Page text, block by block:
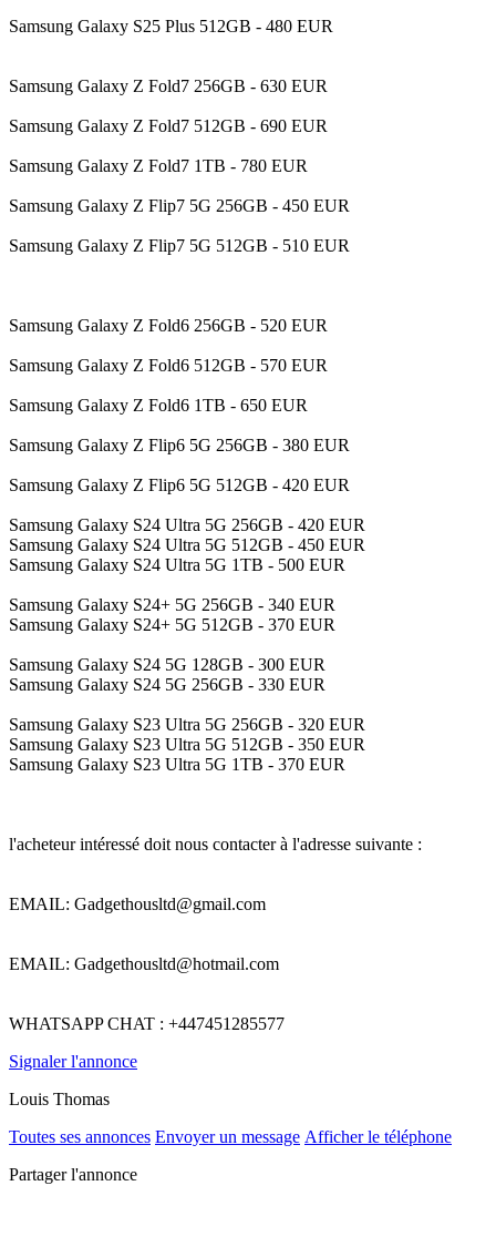
Samsung Galaxy S25 Plus 512GB - 480 EUR
Samsung Galaxy Z Fold7 256GB - 630 EUR
Samsung Galaxy Z Fold7 512GB - 690 EUR
Samsung Galaxy Z Fold7 1TB - 780 EUR
Samsung Galaxy Z Flip7 5G 256GB - 450 EUR
Samsung Galaxy Z Flip7 5G 512GB - 510 EUR
Samsung Galaxy Z Fold6 256GB - 520 EUR
Samsung Galaxy Z Fold6 512GB - 570 EUR
Samsung Galaxy Z Fold6 1TB - 650 EUR
Samsung Galaxy Z Flip6 5G 256GB - 380 EUR
Samsung Galaxy Z Flip6 5G 512GB - 420 EUR
Samsung Galaxy S24 Ultra 5G 256GB - 420 EUR
Samsung Galaxy S24 Ultra 5G 512GB - 450 EUR
Samsung Galaxy S24 Ultra 5G 1TB - 500 EUR
Samsung Galaxy S24+ 5G 256GB - 340 EUR
Samsung Galaxy S24+ 5G 512GB - 370 EUR
Samsung Galaxy S24 5G 128GB - 300 EUR
Samsung Galaxy S24 5G 256GB - 330 EUR
Samsung Galaxy S23 Ultra 5G 256GB - 320 EUR
Samsung Galaxy S23 Ultra 5G 512GB - 350 EUR
Samsung Galaxy S23 Ultra 5G 1TB - 370 EUR
l'acheteur intéressé doit nous contacter à l'adresse suivante :
EMAIL: Gadgethousltd@gmail.com
EMAIL: Gadgethousltd@hotmail.com
WHATSAPP CHAT : +447451285577
Signaler l'annonce
Louis Thomas
Toutes ses annonces Envoyer un message Afficher le téléphone
Partager l'annonce